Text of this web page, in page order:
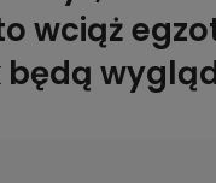
wciąż